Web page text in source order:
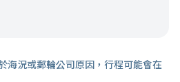
海況或郵輪公司原因，行程可能會在